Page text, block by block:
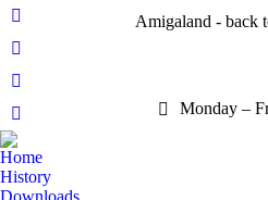
Facebook
page
opens
new
window
YouTube
page
opens
in
new
window
Whatsapp
page
opens
in
new
E-
Mail
page
opens
Amigaland - back
Monday –
Home
History
Downloads